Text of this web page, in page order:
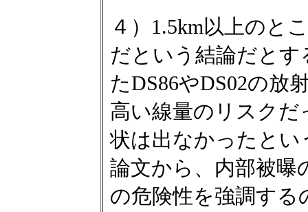
４）1.5km以上のと
だという結論だと
たDS86やDS02の放
高い線量のリスク
状は出なかったと
論文から、内部被曝
の危険性を強調する